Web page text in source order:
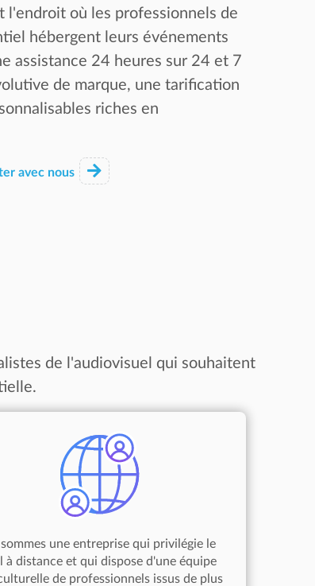
l'endroit où les professionnels de
hébergent leurs événements
assistance 24 heures sur 24 et 7
de marque, une tarification
riches en
avec nous
de l'audiovisuel qui souhaitent
une entreprise qui privilégie le
à distance et qui dispose d'une équipe
de professionnels issus de plus